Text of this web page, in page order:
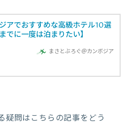
アでおすすめな高級ホテル10選
までに一度は泊まりたい】
まさとぶろぐ＠カンボジア
疑問はこちらの記事をどう